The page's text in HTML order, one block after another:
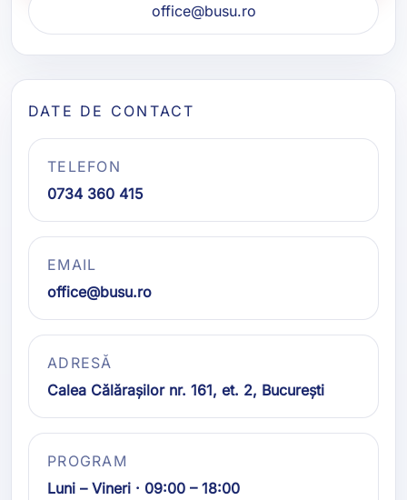
office@busu.ro
DATE DE CONTACT
TELEFON
0734 360 415
EMAIL
office@busu.ro
ADRESĂ
Calea Călărașilor nr. 161, et. 2, București
PROGRAM
Luni – Vineri · 09:00 – 18:00